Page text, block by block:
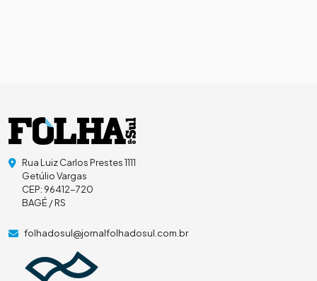
Rua Luiz Carlos Prestes 1111
Getúlio Vargas
CEP: 96412-720
BAGÉ / RS
folhadosul@jornalfolhadosul.com.br